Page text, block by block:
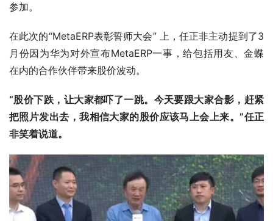
参加。
在此次的“MetaERP表彰誓师大会” 上，任正非主动提到了3
月份因为华为对外宣布MetaERP一事，给包括用友、金蝶
在内的合作伙伴带来股价波动。
“股价下跌，让大家都吓了一跳。今天要跟大家合影，赶紧
把照片发出去，我相信大家的股价应该马上会上来。”任正
非笑着说道。